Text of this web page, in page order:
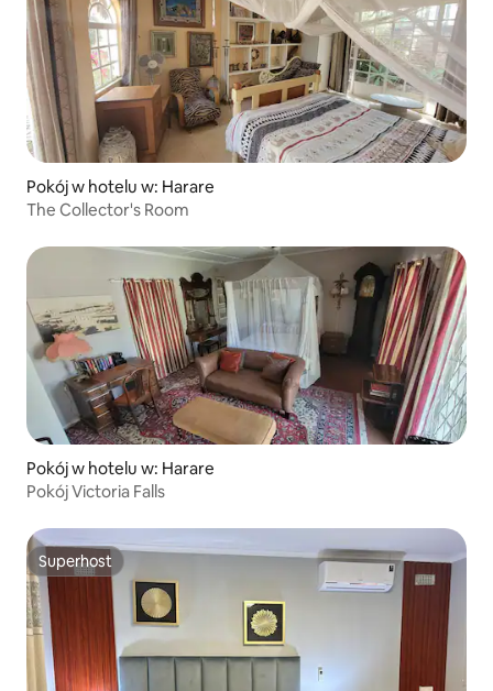
Pokój w hotelu w: Harare
The Collector's Room
Pokój w hotelu w: Harare
Pokój Victoria Falls
Superhost
Superhost